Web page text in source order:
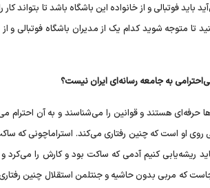
فوتبالی و از خانواده این باشگاه باشد تا بتواند کار
تا متوجه شوید کدام یک از مدیران باشگاه فوتبالی و از
به جامعه رسانه‌ای ایران نیست؟
حرفه‌ای هستند و قوانین را می‌شناسند و به آن احترام
روی او است که چنین رفتاری می‌کند. استراماچونی که
ریشه‌یابی کنیم آدمی که ساکت بود و کارش را می‌کرد
که مربی بدون حاشیه و جنتلمن استقلال چنین